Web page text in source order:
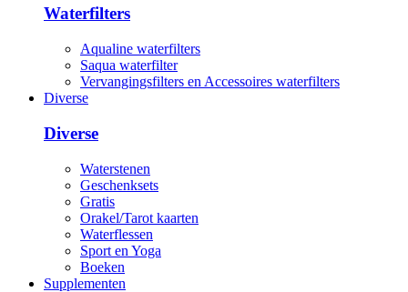
Waterfilters
Aqualine waterfilters
Saqua waterfilter
Vervangingsfilters en Accessoires waterfilters
Diverse
Diverse
Waterstenen
Geschenksets
Gratis
Orakel/Tarot kaarten
Waterflessen
Sport en Yoga
Boeken
Supplementen